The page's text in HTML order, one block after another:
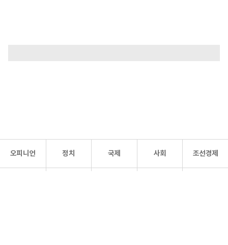
오피니언 정치 국제 사회 조선경제